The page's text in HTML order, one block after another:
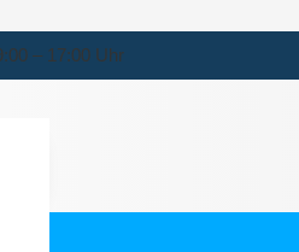
– 17:00 Uhr
Göhren